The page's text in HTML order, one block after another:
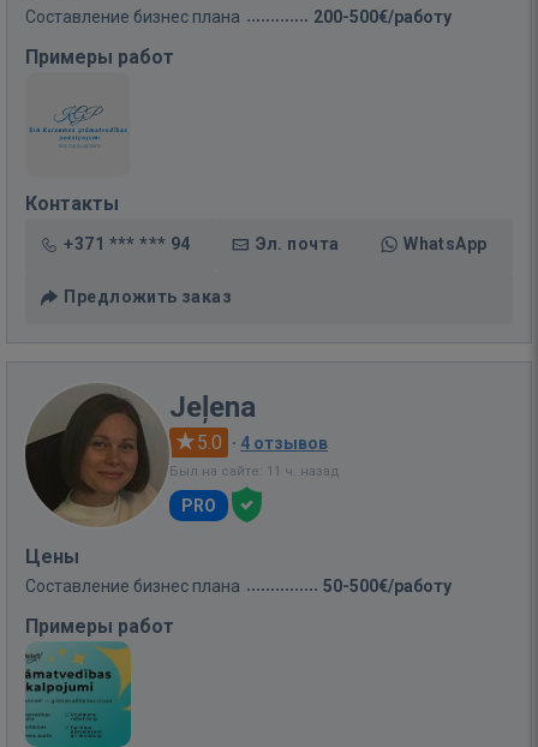
Составление бизнес плана 200-500€/работу
Примеры работ
Контакты
+371 *** *** 94 Эл. почта WhatsApp
Предложить заказ
Jeļena
5.0 · 4 отзывов
Был на сайте: 11 ч. назад
PRO
Цены
Составление бизнес плана 50-500€/работу
Примеры работ